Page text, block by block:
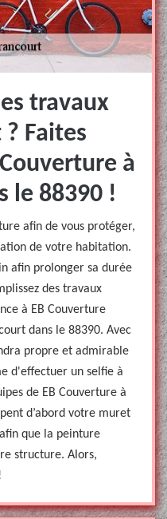
travaux
Faites
à
le 88390 !
afin de vous protéger,
de votre habitation.
afin prolonger sa durée
des travaux
à EB Couverture
dans le 88390. Avec
propre et admirable
d'effectuer un selfie à
de EB Couverture à
d’abord votre muret
que la peinture
structure. Alors,